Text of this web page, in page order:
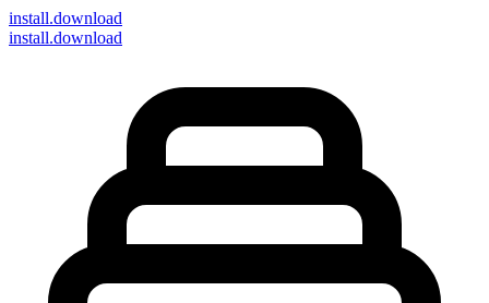
install.download
install.download